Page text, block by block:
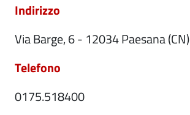
Indirizzo
Via Barge, 6 - 12034 Paesana (CN)
Telefono
0175.518400